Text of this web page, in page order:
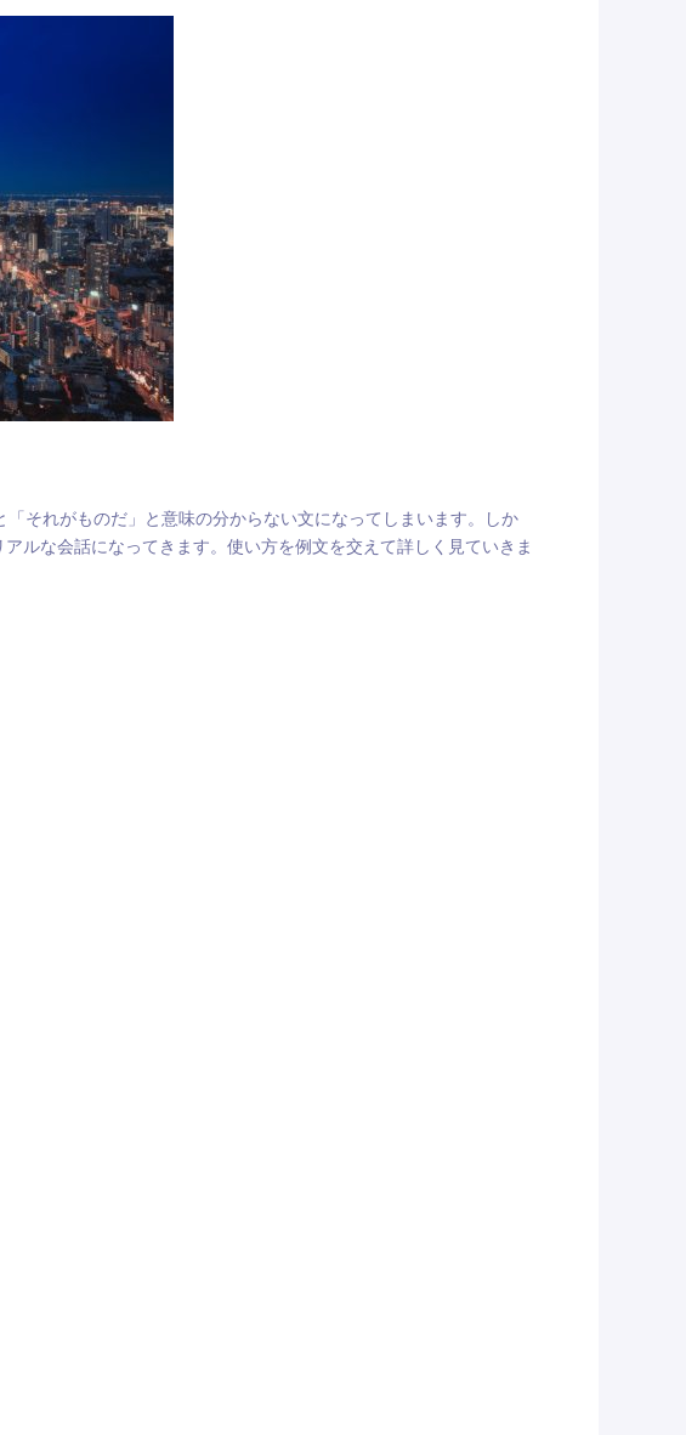
それがものだ」と意味の分からない文になってしまいます。しか
ルな会話になってきます。使い方を例文を交えて詳しく見ていきま